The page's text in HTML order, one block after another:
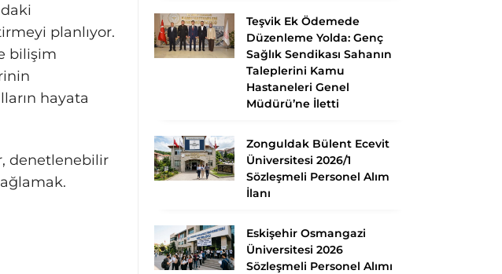
planlıyor.
bilişim
hayata
denetlenebilir
Teşvik Ek Ödemede
Düzenleme Yolda: Genç
Sağlık Sendikası Sahanın
Taleplerini Kamu
Hastaneleri Genel
Müdürü’ne İletti
Zonguldak Bülent Ecevit
Üniversitesi 2026/1
Sözleşmeli Personel Alım
İlanı
Eskişehir Osmangazi
Üniversitesi 2026
Sözleşmeli Personel Alımı